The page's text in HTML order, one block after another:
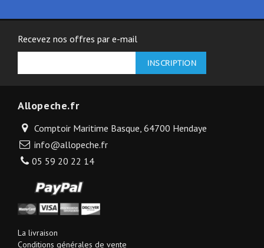
Recevez nos offres par e-mail
Allopeche.fr
Comptoir Maritime Basque, 64700 Hendaye
info@allopeche.fr
05 59 20 22 14
La livraison
Conditions générales de vente